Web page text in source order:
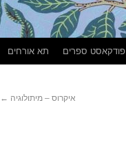
פודקאסט ספרים תא אורחים
איקרוס – מיתולוגיה ←